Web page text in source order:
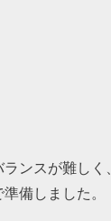
ンスが難し
備しました。